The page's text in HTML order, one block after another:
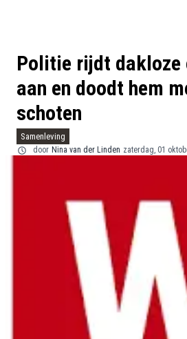
Politie rijdt
aan en doodt hem
schoten
Samenleving
door Nina van der Linden zaterdag, 01